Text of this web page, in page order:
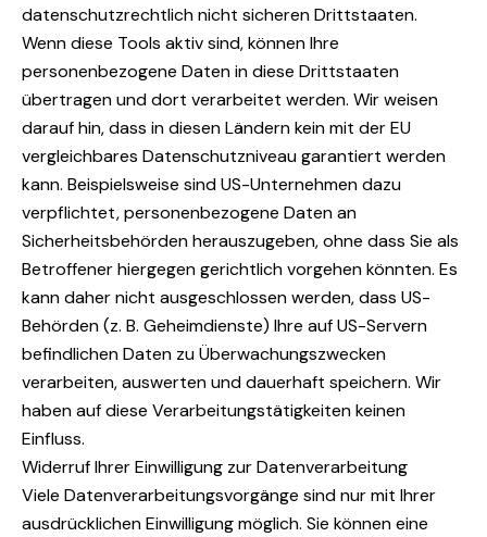
datenschutzrechtlich nicht sicheren Drittstaaten.
Wenn diese Tools aktiv sind, können Ihre
personenbezogene Daten in diese Drittstaaten
übertragen und dort verarbeitet werden. Wir weisen
darauf hin, dass in diesen Ländern kein mit der EU
vergleichbares Datenschutzniveau garantiert werden
kann. Beispielsweise sind US-Unternehmen dazu
verpflichtet, personenbezogene Daten an
Sicherheitsbehörden herauszugeben, ohne dass Sie als
Betroffener hiergegen gerichtlich vorgehen könnten. Es
kann daher nicht ausgeschlossen werden, dass US-
Behörden (z. B. Geheimdienste) Ihre auf US-Servern
befindlichen Daten zu Überwachungszwecken
verarbeiten, auswerten und dauerhaft speichern. Wir
haben auf diese Verarbeitungstätigkeiten keinen
Einfluss.
Widerruf Ihrer Einwilligung zur Datenverarbeitung
Viele Datenverarbeitungsvorgänge sind nur mit Ihrer
ausdrücklichen Einwilligung möglich. Sie können eine